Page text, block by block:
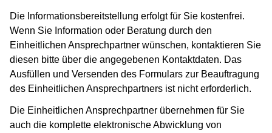
Die Informationsbereitstellung erfolgt für Sie kostenfrei.
Wenn Sie Information oder Beratung durch den
Einheitlichen Ansprechpartner wünschen, kontaktieren Sie
diesen bitte über die angegebenen Kontaktdaten. Das
Ausfüllen und Versenden des Formulars zur Beauftragung
des Einheitlichen Ansprechpartners ist nicht erforderlich.
Die Einheitlichen Ansprechpartner übernehmen für Sie
auch die komplette elektronische Abwicklung von